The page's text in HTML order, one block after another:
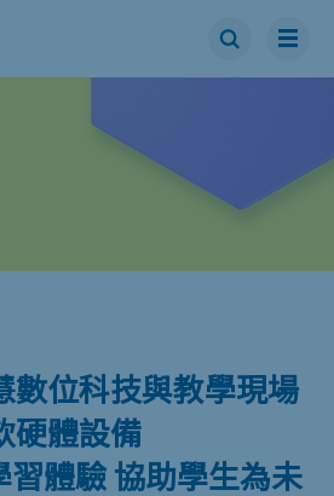
數位科技與教學現場
硬體設備
習體驗 協助學生為未